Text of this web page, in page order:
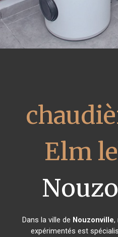
Elm
Dans la ville de Nouzonville,
expérimentés est